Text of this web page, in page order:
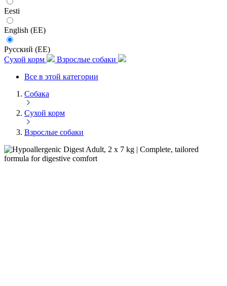
Eesti
English (EE)
Русский (EE)
Сухой корм
Взрослые собаки
Все в этой категории
Собака
Сухой корм
Взрослые собаки